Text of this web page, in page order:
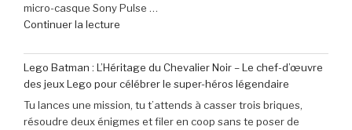
Pro
seulement
79,99
€
(-16% »
micro-casque Sony Pulse …
Continuer la lecture
de
40
€
de
réduction
Lego Batman : L’Héritage du Chevalier Noir – Le chef-d’œuvre
des jeux Lego pour célébrer le super-héros légendaire
Tu lances une mission, tu t’attends à casser trois briques,
résoudre deux énigmes et filer en coop sans te poser de